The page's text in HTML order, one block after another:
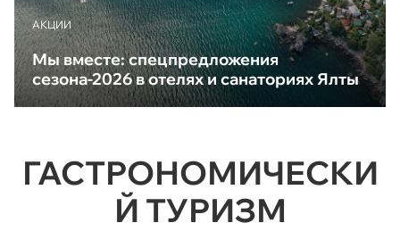
АКЦИИ
Мы вместе: спецпредложения
сезона-2026 в отелях и санаториях Ялты
ГАСТРОНОМИЧЕСКИ
Й ТУРИЗМ